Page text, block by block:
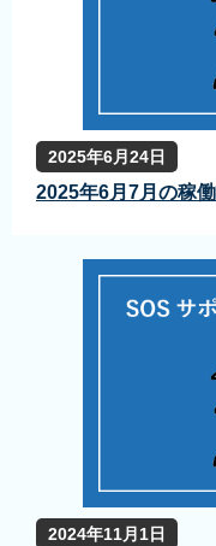
2025年6月24日
2025年6月7月の稼
2024年11月1日